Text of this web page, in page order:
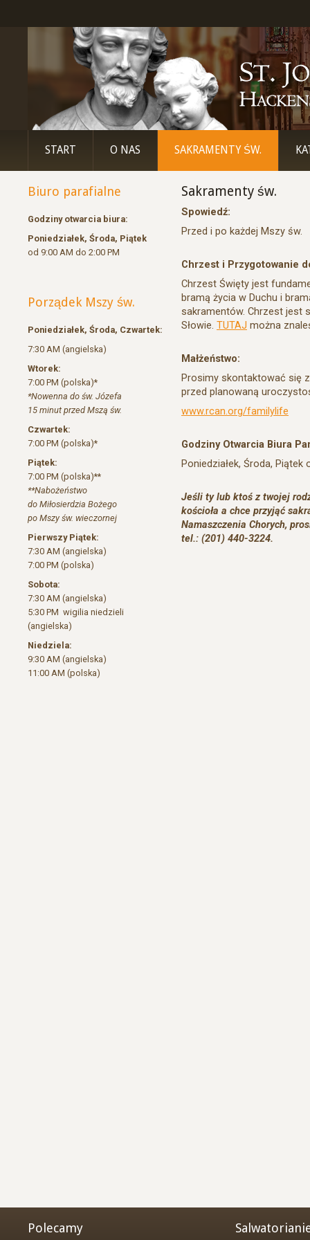
START O NAS SAKRAMENTY ŚW.
Biuro parafialne
Godziny otwarcia biura:
Poniedziałek, Środa, Piątek
od 9:00 AM do 2:00 PM
Porządek Mszy św.
Poniedziałek, Środa, Czwartek:
7:30 AM (angielska)
Wtorek:
7:00 PM (polska)*
*Nowenna do św. Józefa
15 minut przed Mszą św.
Czwartek:
7:00 PM (polska)*
Piątek:
7:00 PM (polska)**
**Nabożeństwo
do Miłosierdzia Bożego
po Mszy św. wieczornej
Pierwszy Piątek:
7:30 AM (angielska)
7:00 PM (polska)
Sobota:
7:30 AM (angielska)
5:30 PM wigilia niedzieli
(angielska)
Niedziela:
9:30 AM (angielska)
11:00 AM (polska)
Sakramenty św.
Spowiedź:
Przed i po każdej Mszy św.
Chrzest i Przygotowanie
Chrzest Święty jest
bramą życia w Duchu i
sakramentów. Chrzest jest
Słowie. TUTAJ można
Małżeństwo:
Prosimy skontaktować się
przed planowaną
www.rcan.org/familylife
Godziny Otwarcia Biura
Poniedziałek, Środa, Piątek
Jeśli ty lub ktoś z twojej
kościoła a chce przyjąć
Namaszczenia Chorych,
tel.: (201) 440-3224.
Polecamy